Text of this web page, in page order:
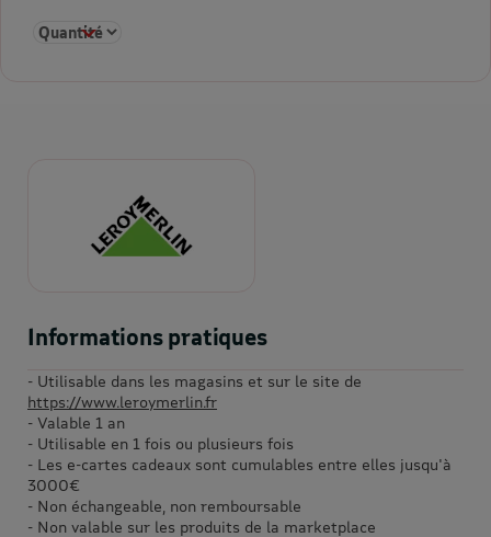
Sélectionner la quantité pour E-carte cadeau 150€
Informations pratiques
- Utilisable dans les magasins et sur le site de
https://www.leroymerlin.fr
- Valable 1 an
- Utilisable en 1 fois ou plusieurs fois
- Les e-cartes cadeaux sont cumulables entre elles jusqu'à
3000€
- Non échangeable, non remboursable
- Non valable sur les produits de la marketplace